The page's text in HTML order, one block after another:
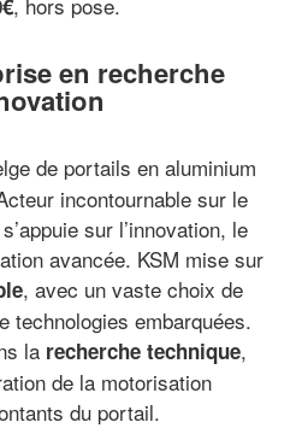
en recherche
de portails en aluminium
incontournable sur le
sur l’innovation, le
avancée. KSM mise sur
, avec un vaste choix de
technologies embarquées.
la recherche technique,
de la motorisation
du portail.